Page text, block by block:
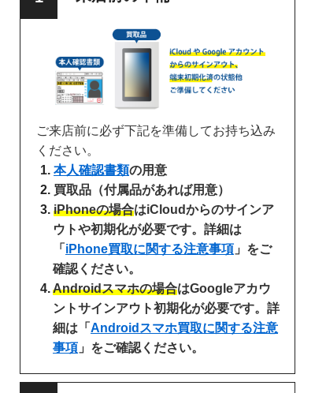
ご来店前に必ず下記を準備してお持ち込み
ください。
本人確認書類の用意
買取品（付属品があれば用意）
iPhoneの場合はiCloudからのサインア
ウトや初期化が必要です。詳細は
「 iPhone買取に関する注意事項 」をご
確認ください。
Androidスマホの場合はGoogleアカウ
ントサインアウト初期化が必要です。詳
細は「 Androidスマホ買取に関する注意
事項 」をご確認ください。